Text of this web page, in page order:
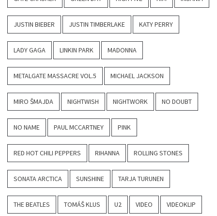
JUSTIN BIEBER JUSTIN TIMBERLAKE KATY PERRY
LADY GAGA LINKIN PARK MADONNA
METALGATE MASSACRE VOL.5 MICHAEL JACKSON
MIRO ŠMAJDA NIGHTWISH NIGHTWORK NO DOUBT
NO NAME PAUL MCCARTNEY PINK
RED HOT CHILI PEPPERS RIHANNA ROLLING STONES
SONATA ARCTICA SUNSHINE TARJA TURUNEN
THE BEATLES TOMÁŠ KLUS U2 VIDEO VIDEOKLIP